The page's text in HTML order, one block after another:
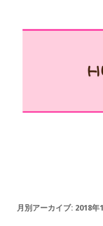
月別アーカイブ: 2018年